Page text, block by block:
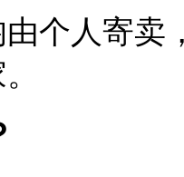
个人寄卖